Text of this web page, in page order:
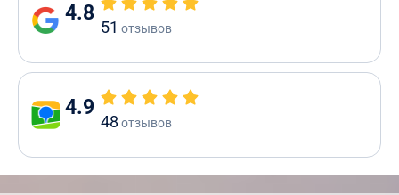
4.8
51 отзывов
4.9
48 отзывов